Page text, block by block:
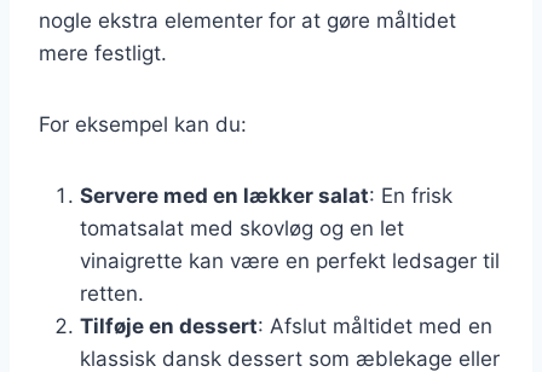
nogle ekstra elementer for at gøre måltidet
mere festligt.
For eksempel kan du:
Servere med en lækker salat: En frisk
tomatsalat med skovløg og en let
vinaigrette kan være en perfekt ledsager til
retten.
Tilføje en dessert: Afslut måltidet med en
klassisk dansk dessert som æblekage eller